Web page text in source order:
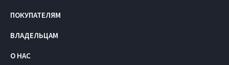
ПОКУПАТЕЛЯМ
ВЛАДЕЛЬЦАМ
О НАС